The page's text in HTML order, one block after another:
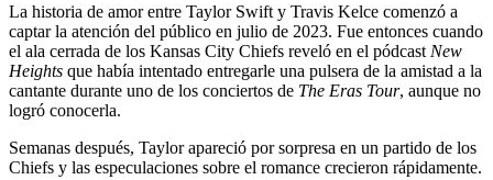
La historia de amor entre Taylor Swift y Travis Kelce comenzó a
captar la atención del público en julio de 2023. Fue entonces cuando
el ala cerrada de los Kansas City Chiefs reveló en el pódcast New
Heights que había intentado entregarle una pulsera de la amistad a la
cantante durante uno de los conciertos de The Eras Tour, aunque no
logró conocerla.
Semanas después, Taylor apareció por sorpresa en un partido de los
Chiefs y las especulaciones sobre el romance crecieron rápidamente.